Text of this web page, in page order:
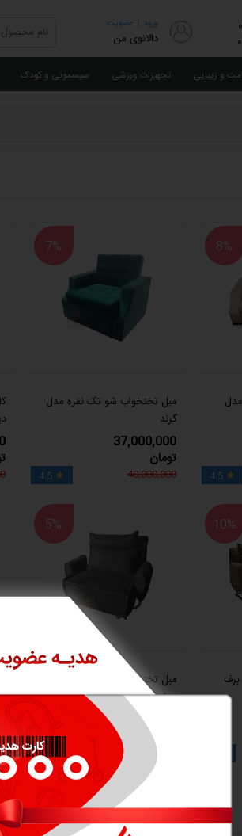
ورود عضویت
دالانوی من
و زیبایی تجهیزات ورزشی سیسمونی و کودک
8%

4.5
7%
مبل تختخواب شو تک‌ نفره مدل
گرند
37,000,000
تومان
40,000,000

4.5
10%
5%
مبل تختخواب شو تک نفره برف
مدل کاپری Kapry
26,500,000
تومان
28,000,000
5